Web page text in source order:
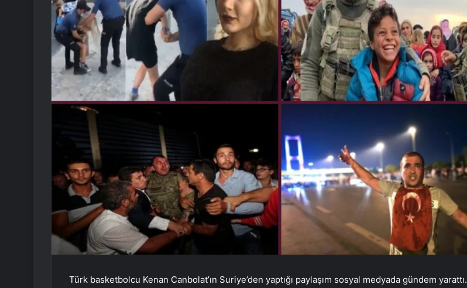
Türk basketbolcu Kenan Canbolat’ın Suriye’den yaptığı paylaşım sosyal medyada gündem yarattı.